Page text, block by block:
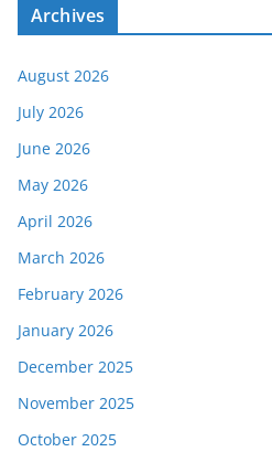
Archives
August 2026
July 2026
June 2026
May 2026
April 2026
March 2026
February 2026
January 2026
December 2025
November 2025
October 2025